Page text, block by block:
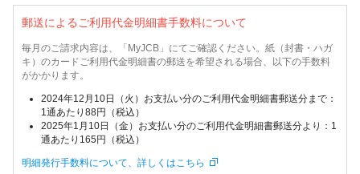
郵送によるご利用代金明細書手数料について
毎月のご請求内容は、「MyJCB」にてご確認ください。紙（封書・ハガ
キ）のカードご利用代金明細書の郵送を希望される場合、以下の手数料
がかかります。
2024年12月10日（火）お支払い分のご利用代金明細書郵送分まで：
1通あたり88円（税込）
2025年1月10日（金）お支払い分のご利用代金明細書郵送分より：1
通あたり165円（税込）
明細発行手数料について、詳しくはこちら